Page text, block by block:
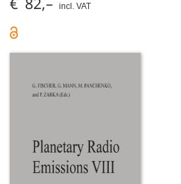
incl. VAT